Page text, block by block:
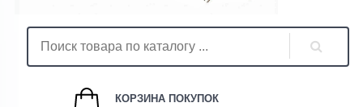
КОРЗИНА ПОКУПОК